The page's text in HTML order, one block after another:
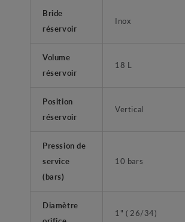
Bride
réservoir
Inox
Volume
réservoir
18 L
Position
réservoir
Vertical
Pression de
service
(bars)
10 bars
Diamètre
1" ( 26/34)